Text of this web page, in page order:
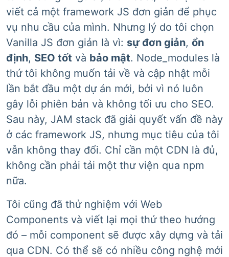
viết cả một framework JS đơn giản để phục
vụ nhu cầu của mình. Nhưng lý do tôi chọn
Vanilla JS đơn giản là vì: sự đơn giản, ổn
định, SEO tốt và bảo mật. Node_modules là
thứ tôi không muốn tải về và cập nhật mỗi
lần bắt đầu một dự án mới, bởi vì nó luôn
gây lỗi phiên bản và không tối ưu cho SEO.
Sau này, JAM stack đã giải quyết vấn đề này
ở các framework JS, nhưng mục tiêu của tôi
vẫn không thay đổi. Chỉ cần một CDN là đủ,
không cần phải tải một thư viện qua npm
nữa.
Tôi cũng đã thử nghiệm với Web
Components và viết lại mọi thứ theo hướng
đó – mỗi component sẽ được xây dựng và tải
qua CDN. Có thể sẽ có nhiều công nghệ mới